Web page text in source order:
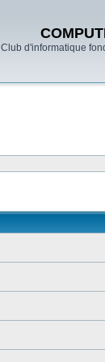
Club d'informatique